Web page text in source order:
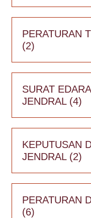
PERATURAN
(2)
SURAT
JENDRAL (4)
KEPUTUSAN
JENDRAL (2)
PERATURAN
(6)